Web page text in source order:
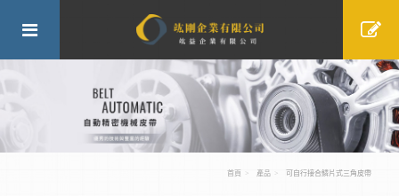
首頁 產品 可自行接合鱗片式三角皮帶